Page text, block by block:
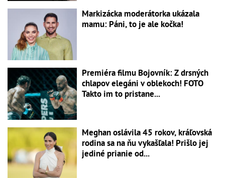
Markizácka moderátorka ukázala
mamu: Páni, to je ale kočka!
Premiéra filmu Bojovník: Z drsných
chlapov elegáni v oblekoch! FOTO
Takto im to pristane...
Meghan oslávila 45 rokov, kráľovská
rodina sa na ňu vykašľala! Prišlo jej
jediné prianie od...